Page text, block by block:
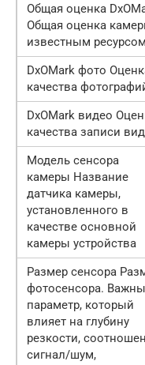
Общая оценка
Общая оценка
известным ресурсом
DxOMark фото
качества
DxOMark видео
качества записи
Модель сенсора
камеры Название
датчика камеры,
установленного в
качестве основной
камеры устройства
Размер сенсора
фотосенсора.
параметр, который
влияет на глубину
резкости,
сигнал/шум,